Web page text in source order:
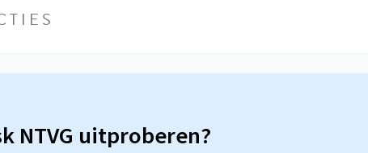
NTVG uitproberen?